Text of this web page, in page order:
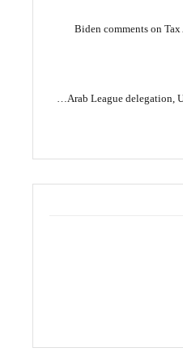
Biden comments on
Arab League delegation,